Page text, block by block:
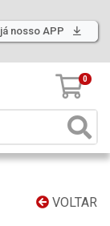
nosso APP
0
VOLTAR